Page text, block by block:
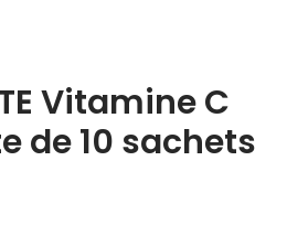
Vitamine C
de 10 sachets